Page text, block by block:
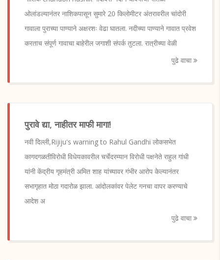
ओलांडल्यानंतर नाशिकपासून सुमारे 20 किलोमीटर अंतरावरील चांदोरी
गावाला पुराच्या पाण्याने अक्षरशः वेढा घातला. नदीच्या पाण्याने गावात प्रवेश
करताच संपूर्ण गावाचा बाहेरील जगाशी संपर्क तुटला. रात्रीच्या वेळी
पुढे वाचा
पुरावे द्या, नाहीतर माफी मागा!
नवी दिल्ली,Rijiju's warning to Rahul Gandhi लोकसभेत
कागदगळतीविरोधी विधेयकावरील चर्चेदरम्यान विरोधी पक्षनेते राहुल गांधी
यांनी केंद्रीय गृहमंत्री अमित शाह यांच्यावर गंभीर आरोप केल्यानंतर
सभागृहात मोठा गदारोळ झाला. आंदोलकांवर पेलेट गनचा वापर करण्याचे
आदेश अ
पुढे वाचा